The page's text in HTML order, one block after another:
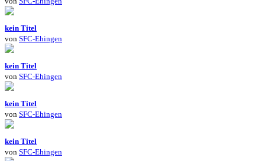
kein Titel
von SFC-Ehingen
kein Titel
von SFC-Ehingen
kein Titel
von SFC-Ehingen
kein Titel
von SFC-Ehingen